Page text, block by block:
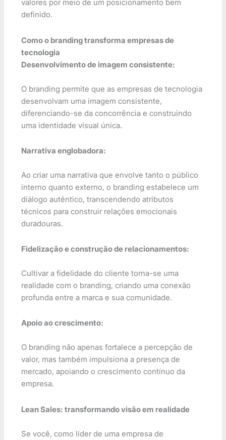
valores por meio de um posicionamento bem
definido.
Como o branding transforma empresas de
tecnologia
Desenvolvimento de imagem consistente:
O branding permite que as empresas de tecnologia
desenvolvam uma imagem consistente,
diferenciando-se da concorrência e construindo
uma identidade visual única.
Narrativa englobadora:
Ao criar uma narrativa que envolve tanto o público
interno quanto externo, o branding estabelece um
diálogo autêntico, transcendendo atributos
técnicos para construir relações emocionais
duradouras.
Fidelização e construção de relacionamentos:
Cultivar a fidelidade do cliente torna-se uma
realidade com o branding, criando uma conexão
profunda entre a marca e sua comunidade.
Apoio ao crescimento:
O branding não apenas fortalece a percepção de
valor, mas também impulsiona a presença de
mercado, apoiando o crescimento contínuo da
empresa.
Lean Sales: transformando visão em realidade
Se você, como líder de uma empresa de